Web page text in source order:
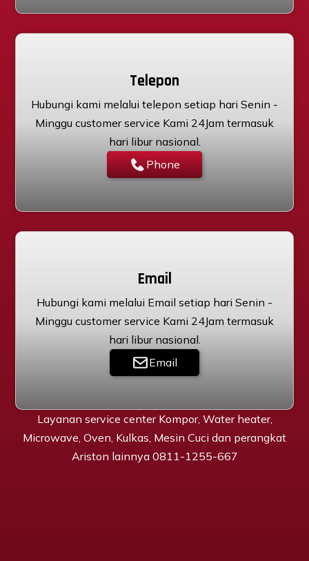
Telepon
Hubungi kami melalui telepon setiap hari Senin -
Minggu customer service Kami 24Jam termasuk
hari libur nasional.
Phone
Email
Hubungi kami melalui Email setiap hari Senin -
Minggu customer service Kami 24Jam termasuk
hari libur nasional.
Email
Layanan service center Kompor, Water heater,
Microwave, Oven, Kulkas, Mesin Cuci dan perangkat
Ariston lainnya 0811-1255-667